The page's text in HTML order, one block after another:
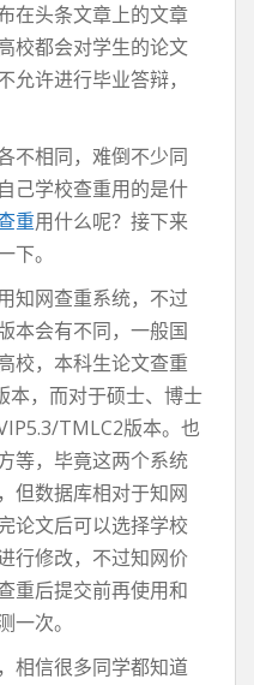
在头条文章上的文章
校都会对学生的论文
允许进行毕业答辩，
不相同，难倒不少同
己学校查重用的是什
重用什么呢？接下来
下。
知网查重系统，不过
本会有不同，一般国
校，本科生论文查重
本，而对于硕士、博士
TMLC2版本。也
等，毕竟这两个系统
但数据库相对于知网
论文后可以选择学校
行修改，不过知网价
重后提交前再使用和
一次。
相信很多同学都知道